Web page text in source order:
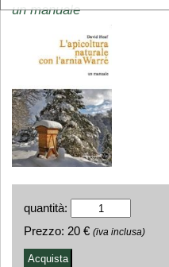
un manuale
quantità:
Prezzo: 20 € (iva inclusa)